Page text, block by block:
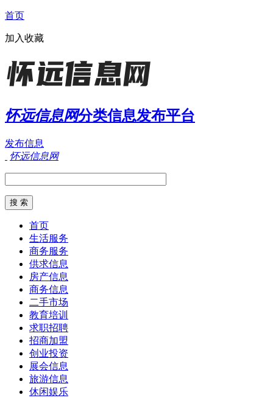
首页
加入收藏
怀远信息网分类信息发布平台
发布信息
怀远信息网
首页
生活服务
商务服务
供求信息
房产信息
商务信息
二手市场
教育培训
求职招聘
招商加盟
创业投资
展会信息
旅游信息
休闲娱乐